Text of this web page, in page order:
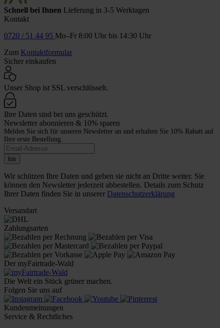
Schnell bei Ihnen Lieferung in 3-5 Werktagen
Kontakt
0720 / 51 44 95 Mo–Fr 8:00 Uhr bis 14:30 Uhr
Zum Kontaktformular
Sicher einkaufen
Unser Shop ist SSL verschlüsselt.
Ihre Daten sind bei uns geschützt.
Newsletter abonnieren & 10% sparen
Melden Sie sich für unseren Newsletter an und erhalten Sie 10% Rabatt auf
Ihre erste Bestellung.
los
Wir schützen Ihre Daten und geben sie nicht an Dritte weiter. Sie
können den Newsletter jederzeit abbestellen. Details zum Schutz
Ihrer Daten finden Sie in unserer Datenschutzerklärung
Versandart
Zahlungsarten
Der myFairtrade-Wald
Die Welt ein Stück grüner machen.
Folgen Sie uns auf
Kundenmeinungen
Service & Rechtliches